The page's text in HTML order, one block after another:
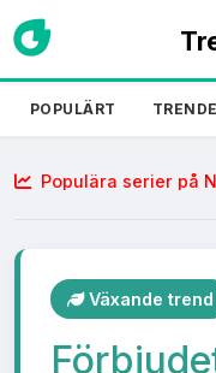
POPULÄRT
Populära serier på
Växande trend